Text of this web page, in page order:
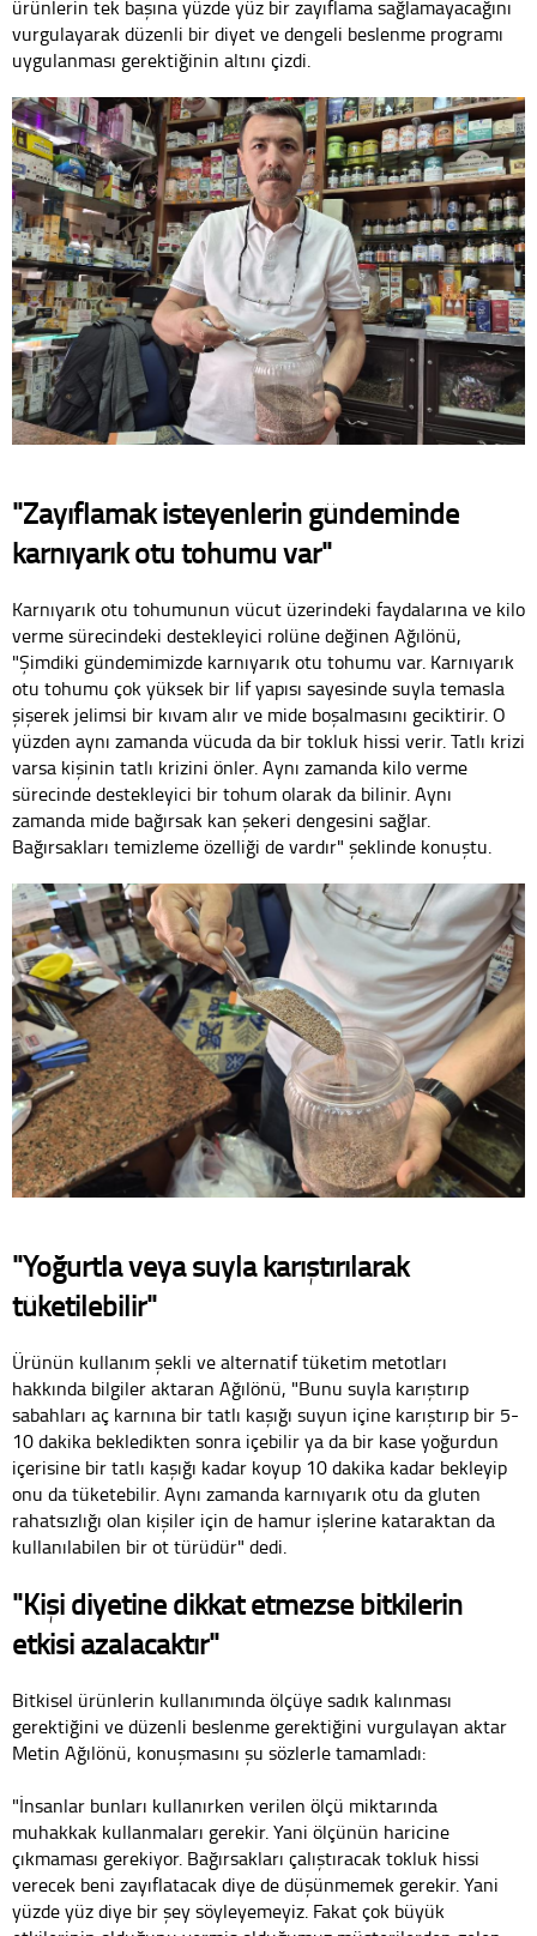
ürünlerin tek başına yüzde yüz bir zayıflama sağlamayacağını
vurgulayarak düzenli bir diyet ve dengeli beslenme programı
uygulanması gerektiğinin altını çizdi.
"Zayıflamak isteyenlerin gündeminde
karnıyarık otu tohumu var"
Karnıyarık otu tohumunun vücut üzerindeki faydalarına ve kilo
verme sürecindeki destekleyici rolüne değinen Ağılönü,
"Şimdiki gündemimizde karnıyarık otu tohumu var. Karnıyarık
otu tohumu çok yüksek bir lif yapısı sayesinde suyla temasla
şişerek jelimsi bir kıvam alır ve mide boşalmasını geciktirir. O
yüzden aynı zamanda vücuda da bir tokluk hissi verir. Tatlı krizi
varsa kişinin tatlı krizini önler. Aynı zamanda kilo verme
sürecinde destekleyici bir tohum olarak da bilinir. Aynı
zamanda mide bağırsak kan şekeri dengesini sağlar.
Bağırsakları temizleme özelliği de vardır" şeklinde konuştu.
"Yoğurtla veya suyla karıştırılarak
tüketilebilir"
Ürünün kullanım şekli ve alternatif tüketim metotları
hakkında bilgiler aktaran Ağılönü, "Bunu suyla karıştırıp
sabahları aç karnına bir tatlı kaşığı suyun içine karıştırıp bir 5-
10 dakika bekledikten sonra içebilir ya da bir kase yoğurdun
içerisine bir tatlı kaşığı kadar koyup 10 dakika kadar bekleyip
onu da tüketebilir. Aynı zamanda karnıyarık otu da gluten
rahatsızlığı olan kişiler için de hamur işlerine kataraktan da
kullanılabilen bir ot türüdür" dedi.
"Kişi diyetine dikkat etmezse bitkilerin
etkisi azalacaktır"
Bitkisel ürünlerin kullanımında ölçüye sadık kalınması
gerektiğini ve düzenli beslenme gerektiğini vurgulayan aktar
Metin Ağılönü, konuşmasını şu sözlerle tamamladı:
"İnsanlar bunları kullanırken verilen ölçü miktarında
muhakkak kullanmaları gerekir. Yani ölçünün haricine
çıkmaması gerekiyor. Bağırsakları çalıştıracak tokluk hissi
verecek beni zayıflatacak diye de düşünmemek gerekir. Yani
yüzde yüz diye bir şey söyleyemeyiz. Fakat çok büyük